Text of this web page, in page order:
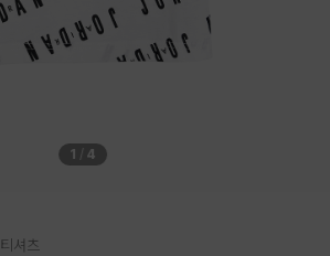
1 / 4
티셔츠